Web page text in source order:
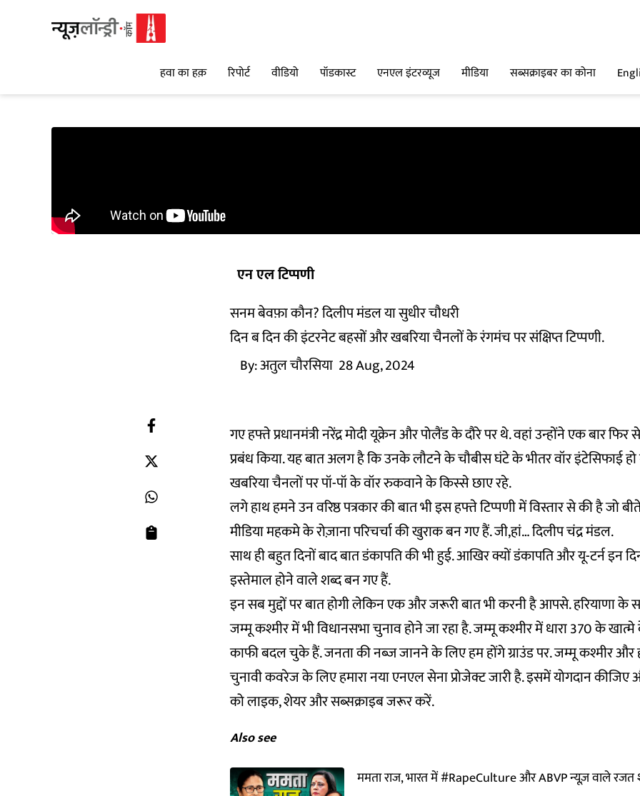
हवा का हक़ रिपोर्ट वीडियो पॉडकास्ट एनएल इंटरव्यूज मीडिया सब्सक्राइबर का कोना
एन एल टिप्पणी
सनम बेवफ़ा कौन? दिलीप मंडल या सुधीर चौधरी
दिन ब दिन की इंटरनेट बहसों और खबरिया चैनलों के रंगमंच पर संक्षिप्त टिप्पणी.
By:अतुल चौरसिया 28 Aug, 2024
गए हफ्ते प्रधानमंत्री नरेंद्र मोदी यूक्रेन और पोलैंड के दौरे पर थे. वहां उन्होंने एक बार
प्रबंध किया. यह बात अलग है कि उनके लौटने के चौबीस घंटे के भीतर वॉर इंटेसिफाई
खबरिया चैनलों पर पॉ-पॉ के वॉर रुकवाने के किस्से छाए रहे.
लगे हाथ हमने उन वरिष्ठ पत्रकार की बात भी इस हफ्ते टिप्पणी में विस्तार से की है जो
मीडिया महकमे के रोज़ाना परिचर्चा की खुराक बन गए हैं. जी,हां… दिलीप चंद्र मंडल.
साथ ही बहुत दिनों बाद बात डंकापति की भी हुई. आखिर क्यों डंकापति और यू-टर्न इन
इस्तेमाल होने वाले शब्द बन गए हैं.
इन सब मुद्दों पर बात होगी लेकिन एक और जरूरी बात भी करनी है आपसे. हरियाणा के
जम्मू कश्मीर में भी विधानसभा चुनाव होने जा रहा है. जम्मू कश्मीर में धारा 370 के
काफी बदल चुके हैं. जनता की नब्ज जानने के लिए हम होंगे ग्राउंड पर. जम्मू कश्मीर और
चुनावी कवरेज के लिए हमारा नया एनएल सेना प्रोजेक्ट जारी है. इसमेंयोगदान कीजिए
को लाइक, शेयर और सब्सक्राइब जरूर करें.
Also see
ममता राज, भारत में #RapeCulture और ABVP न्यूज़ वाले रजत